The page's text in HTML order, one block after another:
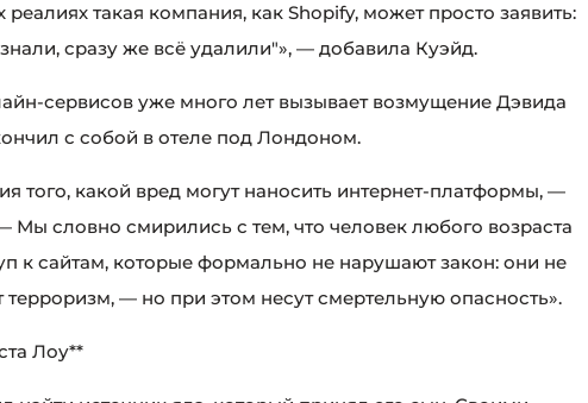
такая компания, как Shopify, может просто заявить:
сразу же всё удалили"», — добавила Куэйд.
сервисов уже много лет вызывает возмущение Дэвида
с собой в отеле под Лондоном.
того, какой вред могут наносить интернет-платформы, —
Мы словно смирились с тем, что человек любого возраста
к сайтам, которые формально не нарушают закон: они не
— но при этом несут смертельную опасность».
Лоу**